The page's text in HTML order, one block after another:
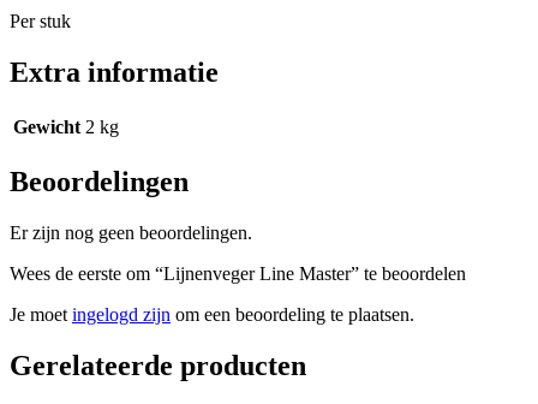
Per stuk
Extra informatie
Gewicht 2 kg
Beoordelingen
Er zijn nog geen beoordelingen.
Wees de eerste om “Lijnenveger Line Master” te beoordelen
Je moet ingelogd zijn om een beoordeling te plaatsen.
Gerelateerde producten